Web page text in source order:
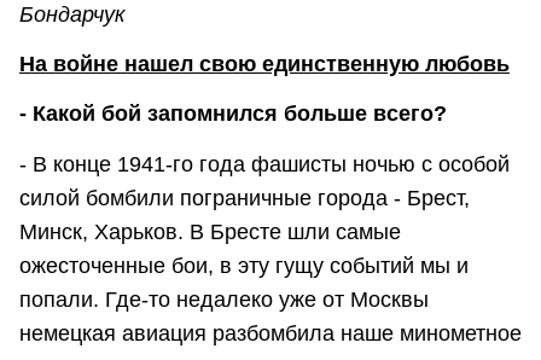
Бондарчук
На войне нашел свою единственную любовь
- Какой бой запомнился больше всего?
- В конце 1941-го года фашисты ночью с особой
силой бомбили пограничные города - Брест,
Минск, Харьков. В Бресте шли самые
ожесточенные бои, в эту гущу событий мы и
попали. Где-то недалеко уже от Москвы
немецкая авиация разбомбила наше минометное